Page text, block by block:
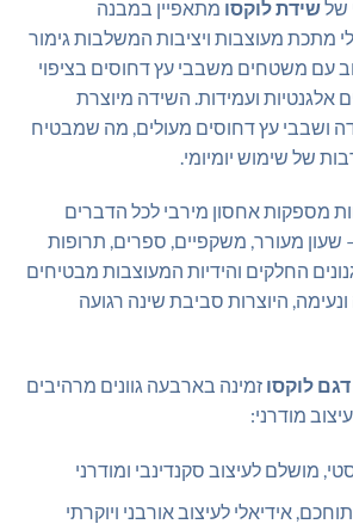
שלשידת לוקסו מתאפיין במבנה
מתכת מעוצבות ויציבות המשלבות גימור
עם משטחים משבבי עץ דחוסים בציפוי
אלגנטיות ועמידות. השידה מיוצרת
ושבבי עץ דחוסים מעולים, מה שמבטיח
של שימוש יומיומי.
מספקות אחסון מירבי לכל הדברים
שעון מעורר, משקפיים, ספרים, תרופות
החלקים והידיות המעוצבות מבטיחים
היוצרות סביבת שינה רגועה
לוקסו זמינה בארבעה גוונים מרהיבים
מודרני:
מושלם לעיצוב סקנדינבי ומודרני
אידיאלי לעיצוב אורבני ויוקרתי